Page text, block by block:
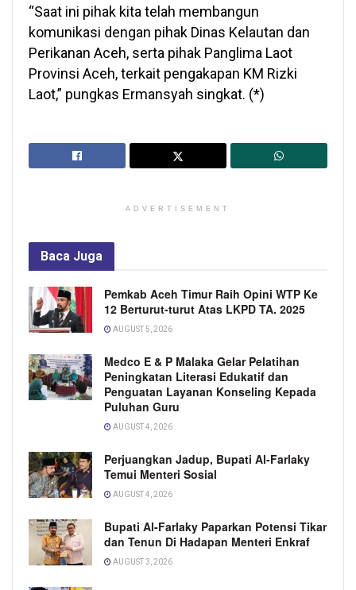
“Saat ini pihak kita telah membangun
komunikasi dengan pihak Dinas Kelautan dan
Perikanan Aceh, serta pihak Panglima Laot
Provinsi Aceh, terkait pengakapan KM Rizki
Laot,” pungkas Ermansyah singkat. (*)
ADVERTISEMENT
Baca Juga
Pemkab Aceh Timur Raih Opini WTP Ke
12 Berturut-turut Atas LKPD TA. 2025
AUGUST 5, 2026
Medco E & P Malaka Gelar Pelatihan
Peningkatan Literasi Edukatif dan
Penguatan Layanan Konseling Kepada
Puluhan Guru
AUGUST 4, 2026
Perjuangkan Jadup, Bupati Al-Farlaky
Temui Menteri Sosial
AUGUST 4, 2026
Bupati Al-Farlaky Paparkan Potensi Tikar
dan Tenun Di Hadapan Menteri Enkraf
AUGUST 3, 2026